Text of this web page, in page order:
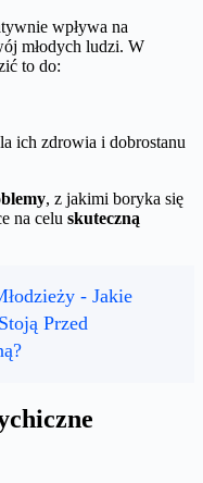
wpływa na
młodych ludzi. W
to do:
ich zdrowia i dobrostanu
, z jakimi boryka się
na celu skuteczną
- Jakie
Przed